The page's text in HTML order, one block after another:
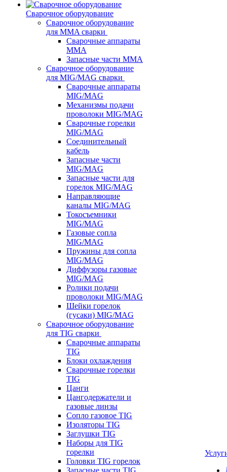
Сварочное оборудование
Сварочное оборудование
для MMA сварки
Сварочные аппараты
MMA
Запасные части MMA
Сварочное оборудование
для MIG/MAG сварки
Сварочные аппараты
MIG/MAG
Механизмы подачи
проволоки MIG/MAG
Сварочные горелки
MIG/MAG
Соединительный
кабель
Запасные части
MIG/MAG
Запасные части для
горелок MIG/MAG
Направляющие
каналы MIG/MAG
Токосъемники
MIG/MAG
Газовые сопла
MIG/MAG
Пружины для сопла
MIG/MAG
Диффузоры газовые
MIG/MAG
Ролики подачи
проволоки MIG/MAG
Шейки горелок
(гусаки) MIG/MAG
Сварочное оборудование
для TIG сварки
Сварочные аппараты
TIG
Блоки охлаждения
Сварочные горелки
TIG
Цанги
Цангодержатели и
газовые линзы
Сопло газовое TIG
Изоляторы TIG
Заглушки TIG
Наборы для TIG
горелки
Головки TIG горелок
Запасные части TIG